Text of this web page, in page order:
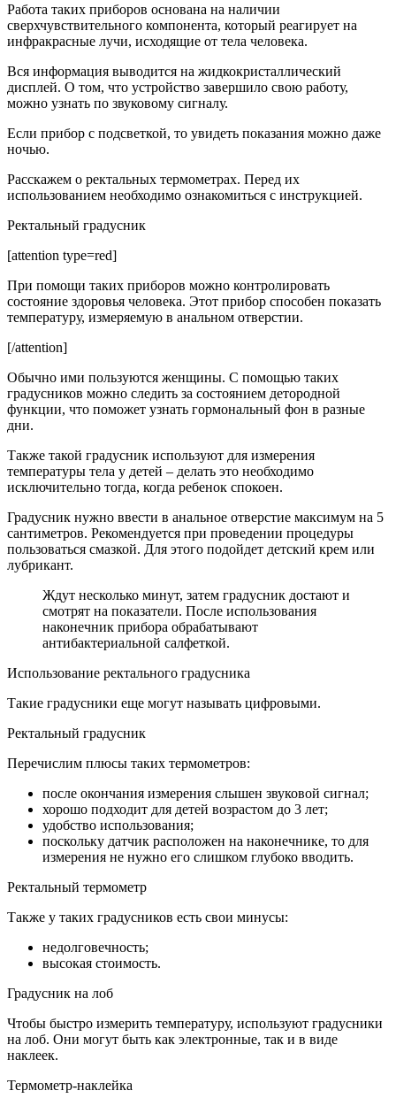
Работа таких приборов основана на наличии
сверхчувствительного компонента, который реагирует на
инфракрасные лучи, исходящие от тела человека.
Вся информация выводится на жидкокристаллический
дисплей. О том, что устройство завершило свою работу,
можно узнать по звуковому сигналу.
Если прибор с подсветкой, то увидеть показания можно даже
ночью.
Расскажем о ректальных термометрах. Перед их
использованием необходимо ознакомиться с инструкцией.
Ректальный градусник
[attention type=red]
При помощи таких приборов можно контролировать
состояние здоровья человека. Этот прибор способен показать
температуру, измеряемую в анальном отверстии.
[/attention]
Обычно ими пользуются женщины. С помощью таких
градусников можно следить за состоянием детородной
функции, что поможет узнать гормональный фон в разные
дни.
Также такой градусник используют для измерения
температуры тела у детей – делать это необходимо
исключительно тогда, когда ребенок спокоен.
Градусник нужно ввести в анальное отверстие максимум на 5
сантиметров. Рекомендуется при проведении процедуры
пользоваться смазкой. Для этого подойдет детский крем или
лубрикант.
Ждут несколько минут, затем градусник достают и
смотрят на показатели. После использования
наконечник прибора обрабатывают
антибактериальной салфеткой.
Использование ректального градусника
Такие градусники еще могут называть цифровыми.
Ректальный градусник
Перечислим плюсы таких термометров:
после окончания измерения слышен звуковой сигнал;
хорошо подходит для детей возрастом до 3 лет;
удобство использования;
поскольку датчик расположен на наконечнике, то для
измерения не нужно его слишком глубоко вводить.
Ректальный термометр
Также у таких градусников есть свои минусы:
недолговечность;
высокая стоимость.
Градусник на лоб
Чтобы быстро измерить температуру, используют градусники
на лоб. Они могут быть как электронные, так и в виде
наклеек.
Термометр-наклейка